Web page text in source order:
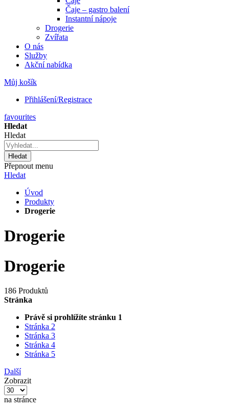
Čaje – gastro balení
Instantní nápoje
Drogerie
Zvířata
O nás
Služby
Akční nabídka
Můj košík
Přihlášení/Registrace
favourites
Hledat
Hledat
Hledat
Přepnout menu
Hledat
Úvod
Produkty
Drogerie
Drogerie
Drogerie
186 Produktů
Stránka
Právě si prohlížíte stránku 1
Stránka 2
Stránka 3
Stránka 4
Stránka 5
Další
Zobrazit
na stránce